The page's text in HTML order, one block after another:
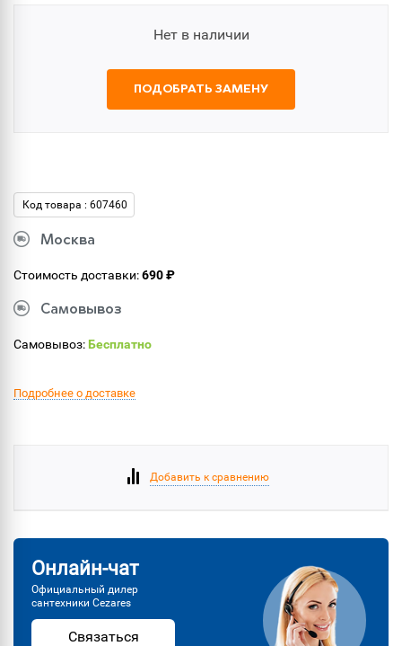
Нет в наличии
ПОДОБРАТЬ ЗАМЕНУ
Код товара : 607460
Москва
Стоимость доставки:690 ₽
Самовывоз
Самовывоз:Бесплатно
Подробнее о доставке
Добавить к сравнению
Онлайн-чат
Официальный дилер
сантехники Cezares
Связаться